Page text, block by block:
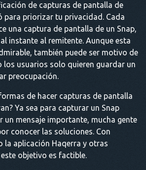
PT
ÉL
de capturas de pantalla de
para priorizar tu privacidad. Cada
una captura de pantalla de un Snap,
instante al remitente. Aunque esta
también puede ser motivo de
usuarios solo quieren guardar un
preocupación.
de hacer capturas de pantalla
Ya sea para capturar un Snap
un mensaje importante, mucha gente
conocer las soluciones. Con
la aplicación Haqerra y otras
objetivo es factible.